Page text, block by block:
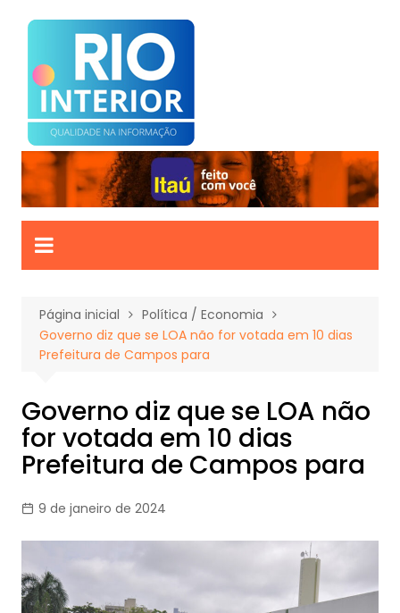
para
conteúdo
Página inicial
Política / Economia
Governo diz que se LOA não for votada em 10 dias
Prefeitura de Campos para
Governo diz que se LOA não
for votada em 10 dias
Prefeitura de Campos para
9 de janeiro de 2024